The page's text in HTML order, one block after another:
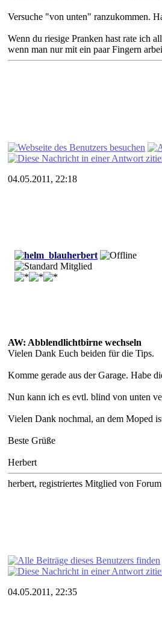
Versuche "von unten" ranzukommen.
Wenn du riesige Pranken hast rate ich
wenn man nur mit ein paar Fingern
04.05.2011, 22:18
herbert
AW: Abblendlichtbirne wechseln
Vielen Dank Euch beiden für die Tips.
Komme gerade aus der Garage. Habe
Nun kann ich es evtl. blind von unten
Vielen Dank nochmal, an dem Moped
Beste Grüße
Herbert
herbert, registriertes Mitglied von
04.05.2011, 22:35